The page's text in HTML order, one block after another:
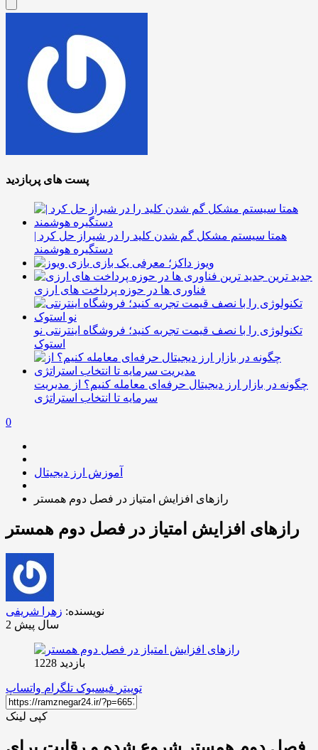
پست های پربازدید
همتا سیستم مشکل گم شدن کلید را در شیراز حل کرد |
دستگیره هوشمند
ویوز داکز؛ معرفی یک بازی
جدید ترین
فناوری ها در حوزه پرداخت های ارزی
تکنولوژی را با نصف قیمت تجربه کنید؛ فروشگاه اینترنتی نو
استوک
چگونه در بازار ارز دیجیتال حرفه‌ای معامله کنیم؟ از مدیریت
سرمایه تا انتخاب استراتژی
0
آموزش ارز دیجیتال
رازهای افزایش امتیاز در فصل دوم همستر
رازهای افزایش امتیاز در فصل دوم همستر
نویسنده: زهرا شریفی
2 سال پیش
بازدید 1228
توییتر فیسبوک تلگرام واتساپ
کپی لینک